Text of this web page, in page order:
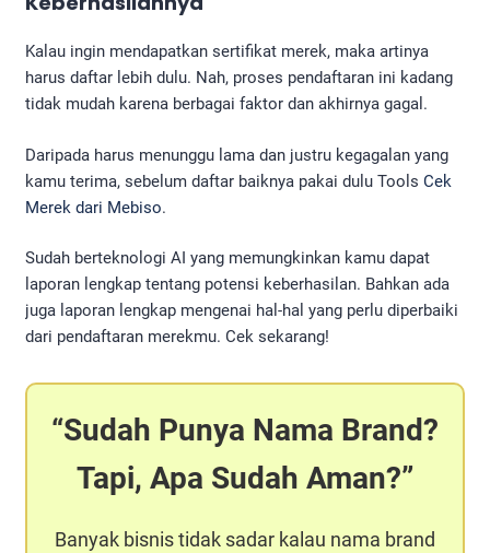
Kalau ingin mendapatkan sertifikat merek, maka artinya
harus daftar lebih dulu. Nah, proses pendaftaran ini kadang
tidak mudah karena berbagai faktor dan akhirnya gagal.
Daripada harus menunggu lama dan justru kegagalan yang
kamu terima, sebelum daftar baiknya pakai dulu Tools Cek
Merek dari Mebiso.
Sudah berteknologi AI yang memungkinkan kamu dapat
laporan lengkap tentang potensi keberhasilan. Bahkan ada
juga laporan lengkap mengenai hal-hal yang perlu diperbaiki
dari pendaftaran merekmu. Cek sekarang!
Sudah Punya Nama Brand?
Tapi, Apa Sudah Aman?
Banyak bisnis tidak sadar kalau nama brand